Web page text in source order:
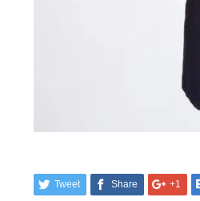
Tweet Share +1